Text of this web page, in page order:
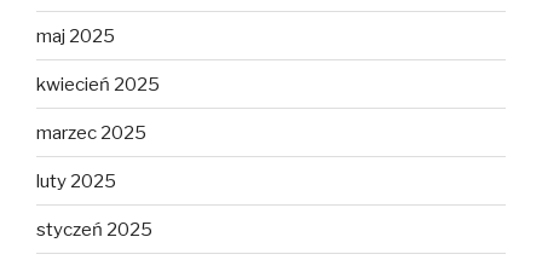
maj 2025
kwiecień 2025
marzec 2025
luty 2025
styczeń 2025